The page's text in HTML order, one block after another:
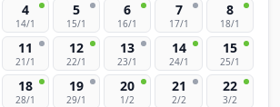
4
14/1
5
15/1
6
16/1
7
17/1
8
18/1
11
21/1
12
22/1
13
23/1
14
24/1
15
25/1
18
28/1
19
29/1
20
1/2
21
2/2
22
3/2